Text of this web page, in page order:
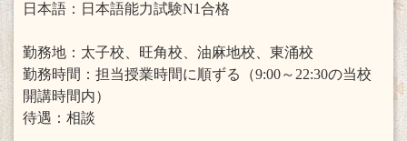
日本語：日本語能力試験N1合格
勤務地：太子校、旺角校、油麻地校、東涌校
勤務時間：担当授業時間に順ずる（9:00～22:30の当校
開講時間内）
待遇：相談